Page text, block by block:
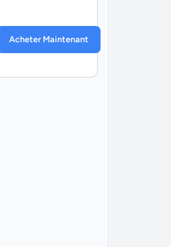
Acheter Maintenant